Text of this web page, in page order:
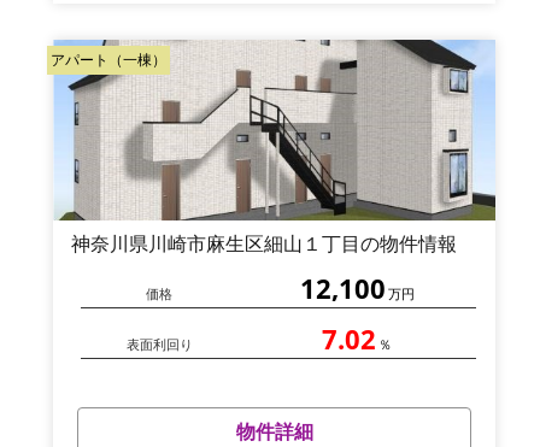
アパート（一棟）
神奈川県川崎市麻生区細山１丁目の物件情報
価格 12,100 万円
表面利回り 7.02 ％
物件詳細